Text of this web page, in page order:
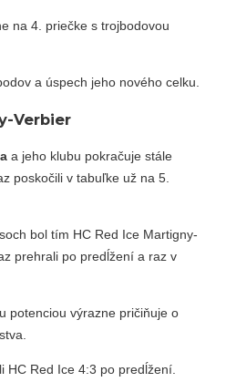
na 4. priečke s trojbodovou
a úspech jeho nového celku.
Verbier
a jeho klubu pokračuje stále
poskočili v tabuľke už na 5.
bol tím HC Red Ice Martigny-
prehrali po predĺžení a raz v
potenciou výrazne pričiňuje o
HC Red Ice 4:3 po predĺžení.